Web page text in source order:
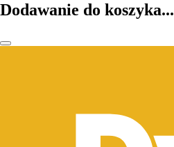
Dodawanie do koszyka...